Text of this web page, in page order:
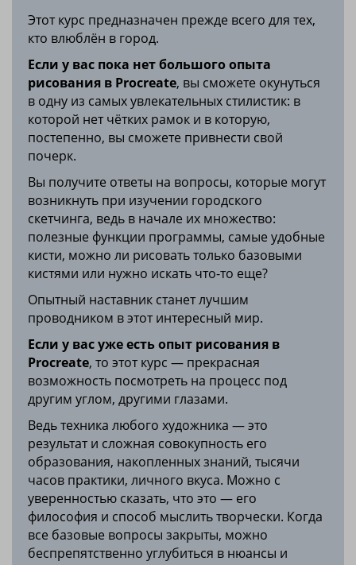
Этот курс предназначен прежде всего для тех,
кто влюблён в город.
Если у вас пока нет большого опыта
рисования в Procreate, вы сможете окунуться
в одну из самых увлекательных стилистик: в
которой нет чётких рамок и в которую,
постепенно, вы сможете привнести свой
почерк.
Вы получите ответы на вопросы, которые могут
возникнуть при изучении городского
скетчинга, ведь в начале их множество:
полезные функции программы, самые удобные
кисти, можно ли рисовать только базовыми
кистями или нужно искать что-то еще?
Опытный наставник станет лучшим
проводником в этот интересный мир.
Если у вас уже есть опыт рисования в
Procreate, то этот курс — прекрасная
возможность посмотреть на процесс под
другим углом, другими глазами.
Ведь техника любого художника — это
результат и сложная совокупность его
образования, накопленных знаний, тысячи
часов практики, личного вкуса. Можно с
уверенностью сказать, что это — его
философия и способ мыслить творчески. Когда
все базовые вопросы закрыты, можно
беспрепятственно углубиться в нюансы и